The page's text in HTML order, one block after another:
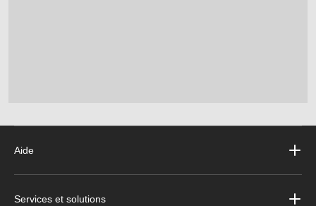
Aide
Services et solutions